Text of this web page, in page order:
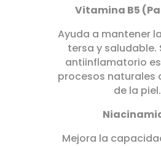
Vitamina B5
Ayuda a mantener
tersa y saludable.
antiinflamatorio
procesos naturales
de la piel.
Mejora la